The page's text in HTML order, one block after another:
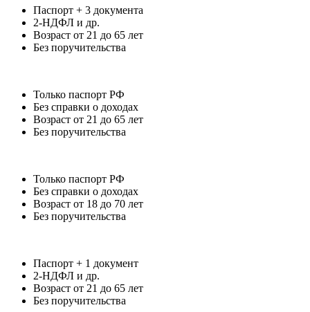
Паспорт + 3 документа
2-НДФЛ и др.
Возраст от 21 до 65 лет
Без поручительства
Только паспорт РФ
Без справки о доходах
Возраст от 21 до 65 лет
Без поручительства
Только паспорт РФ
Без справки о доходах
Возраст от 18 до 70 лет
Без поручительства
Паспорт + 1 документ
2-НДФЛ и др.
Возраст от 21 до 65 лет
Без поручительства